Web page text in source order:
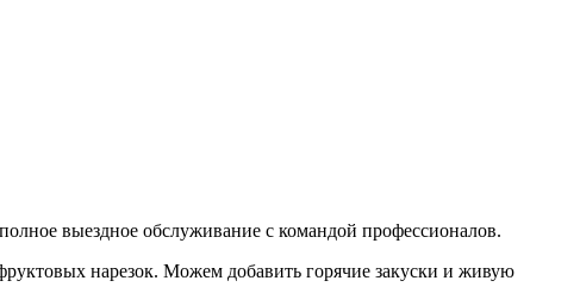
выездное обслуживание с командой профессионалов.
нарезок. Можем добавить горячие закуски и живую